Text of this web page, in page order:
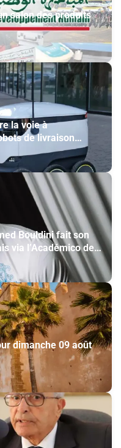
salon des produits
la voie à
de livraison
Bouldini fait son
via l’Académico de
dimanche 09 août